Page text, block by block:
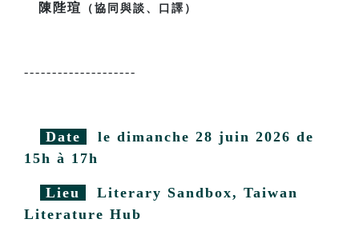
陳陛瑄 （協同與談、口譯）
--------------------
Date
le dimanche 28 juin 2026 de
15h à 17h
Lieu
Literary Sandbox, Taiwan
Literature Hub